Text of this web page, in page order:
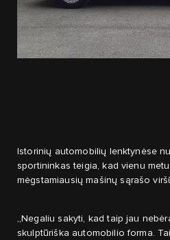
Istorinių automobilių lenktynėse
sportininkas teigia, kad vienu
mėgstamiausių mašinų sąrašo
„Negaliu sakyti, kad taip jau
skulptūriška automobilio forma.